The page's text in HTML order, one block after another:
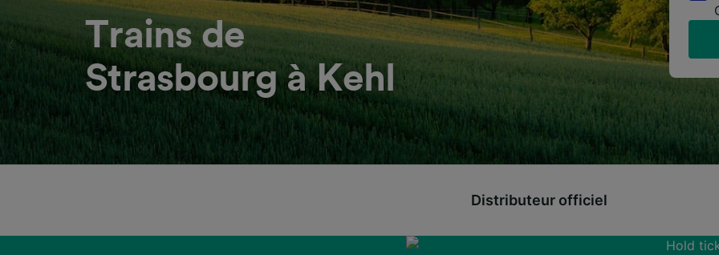
Trains de
Strasbourg à Kehl
Distributeur officiel